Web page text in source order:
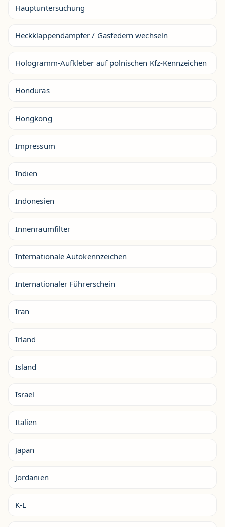
Hauptuntersuchung
Heckklappendämpfer / Gasfedern wechseln
Hologramm-Aufkleber auf polnischen Kfz-Kennzeichen
Honduras
Hongkong
Impressum
Indien
Indonesien
Innenraumfilter
Internationale Autokennzeichen
Internationaler Führerschein
Iran
Irland
Island
Israel
Italien
Japan
Jordanien
K-L